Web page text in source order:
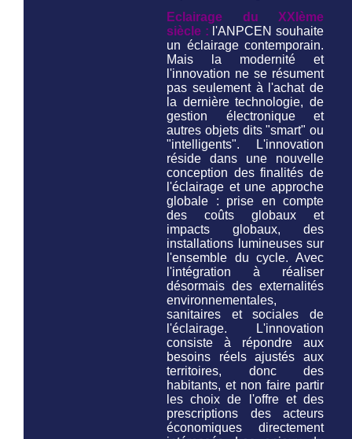
Eclairage du XXIème
siècle : l'ANPCEN souhaite
un éclairage contemporain.
Mais la modernité et
l'innovation ne se résument
pas seulement à l'achat de
la dernière technologie, de
gestion électronique et
autres objets dits "smart" ou
"intelligents". L'innovation
réside dans une nouvelle
conception des finalités de
l'éclairage et une approche
globale : prise en compte
des coûts globaux et
impacts globaux, des
installations lumineuses sur
l'ensemble du cycle. Avec
l'intégration à réaliser
désormais des externalités
environnementales,
sanitaires et sociales de
l'éclairage. L'innovation
consiste à répondre aux
besoins réels ajustés aux
territoires, donc des
habitants, et non faire partir
les choix de l'offre et des
prescriptions des acteurs
économiques directement